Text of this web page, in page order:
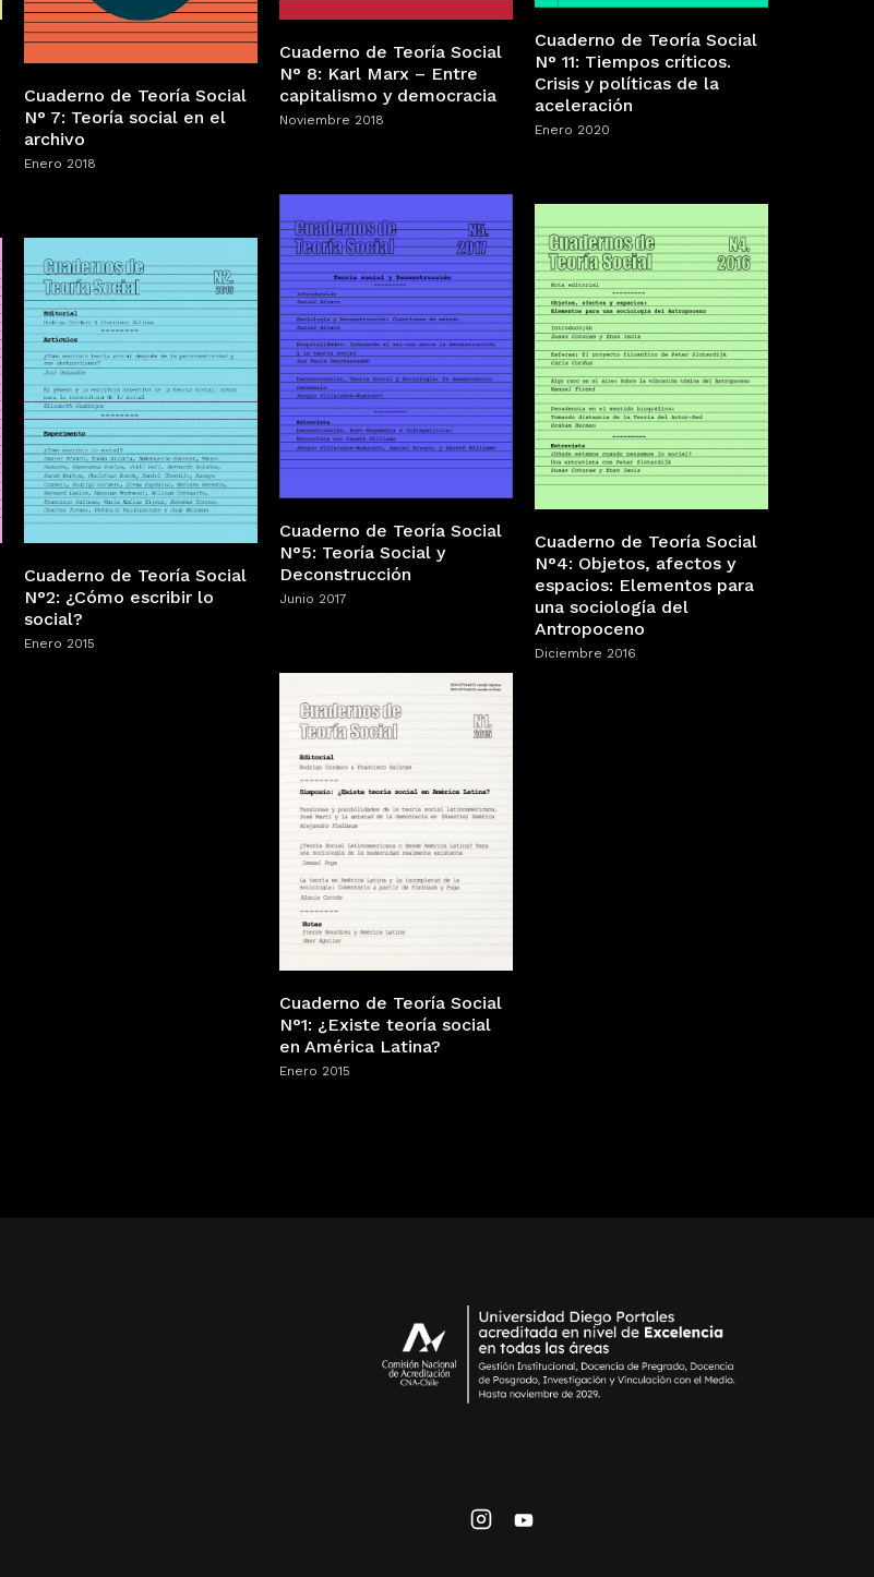
Cuaderno de Teoría Social
N° 11: Tiempos críticos.
Crisis y políticas de la
aceleración
Enero 2020
Cuaderno de Teoría Social
N° 8: Karl Marx – Entre
capitalismo y democracia
Noviembre 2018
Cuaderno de Teoría Social
N° 7: Teoría social en el
archivo
Enero 2018
Cuaderno de Teoría Social
N°5: Teoría Social y
Deconstrucción
Junio 2017
Cuaderno de Teoría Social
N°4: Objetos, afectos y
espacios: Elementos para
una sociología del
Antropoceno
Diciembre 2016
Cuaderno de Teoría Social
N°2: ¿Cómo escribir lo
social?
Enero 2015
Cuaderno de Teoría Social
N°1: ¿Existe teoría social
en América Latina?
Enero 2015